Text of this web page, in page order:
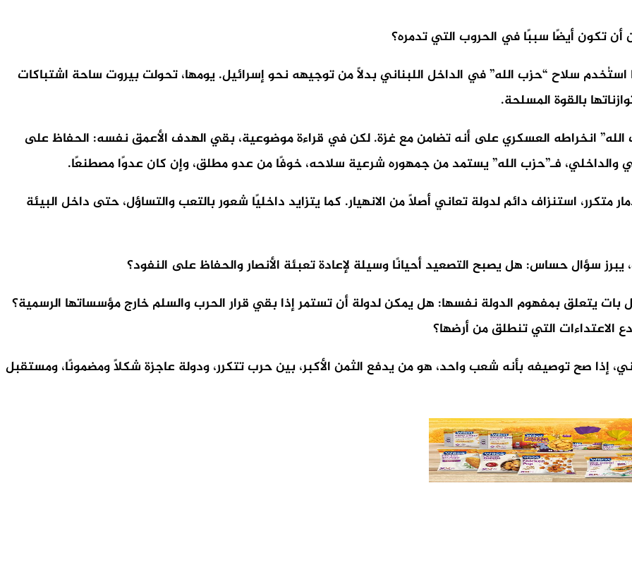
تكون أيضًا سببًا في الحروب التي تدمره؟
المفارقة وضوحًا في حوادث 7 أيار 2008، عندما استُخدم سلاح “حزب الله” في الداخل اللبناني بدلًا من توجيهه نحو إسرائيل. يومها، تحولت بيروت ساحة اشتباكات
بالقوة المسلحة.
عد حوادث 7 أكتوبر، قدّم “حزب الله” انخراطه العسكري على أنه تضامن مع غزة. لكن في قراءة موضوعية، بقي الهدف الأعمق نفسه: الحفاظ على
والداخلي، فـ”حزب الله” يستمد من جمهوره شرعية سلاحه، خوفًا من عدو مطلق، وإن كان عدوًا مصطنعًا.
متكرر، استنزاف دائم لدولة تعاني أصلًا من الانهيار. كما يتزايد داخليًا شعور بالتعب والتساؤل، حتى داخل البيئة
سؤال حساس: هل يصبح التصعيد أحيانًا وسيلة لإعادة تعبئة الأنصار والحفاظ على النفود؟
بات يتعلق بمفهوم الدولة نفسها: هل يمكن لدولة أن تستمر إذا بقي قرار الحرب والسلم خارج مؤسساتها الرسمية؟
الاعتداءات التي تنطلق من أرضها؟
إذا صح توصيفه بأنه شعب واحد، هو من يدفع الثمن الأكبر، بين حرب تتكرر، ودولة عاجزة شكلًا ومضمونًا، ومستقبل